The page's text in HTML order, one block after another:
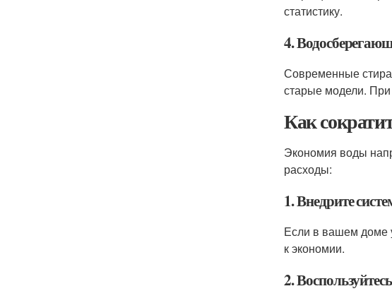
статистику.
4.
Современные
старые модели.
Как
Экономия воды
расходы:
1. Внедрите
Если в вашем доме
к экономии.
2.